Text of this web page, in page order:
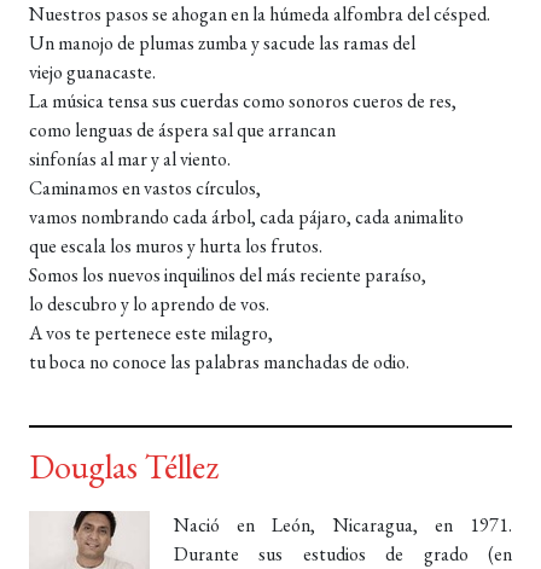
Nuestros pasos se ahogan en la húmeda alfombra del césped.
Un manojo de plumas zumba y sacude las ramas del
viejo guanacaste.
La música tensa sus cuerdas como sonoros cueros de res,
como lenguas de áspera sal que arrancan
sinfonías al mar y al viento.
Caminamos en vastos círculos,
vamos nombrando cada árbol, cada pájaro, cada animalito
que escala los muros y hurta los frutos.
Somos los nuevos inquilinos del más reciente paraíso,
lo descubro y lo aprendo de vos.
A vos te pertenece este milagro,
tu boca no conoce las palabras manchadas de odio.
Douglas Téllez
Nació en León, Nicaragua, en 1971.
Durante sus estudios de grado (en